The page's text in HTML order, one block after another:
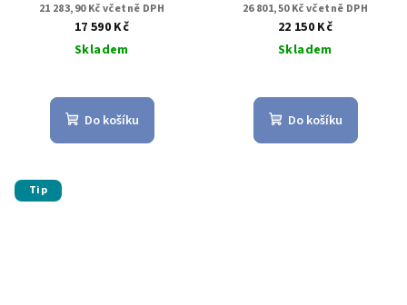
21 283,90 Kč včetně DPH
17 590 Kč
Skladem
Do košíku
26 801,50 Kč včetně DPH
22 150 Kč
Skladem
Do košíku
Tip